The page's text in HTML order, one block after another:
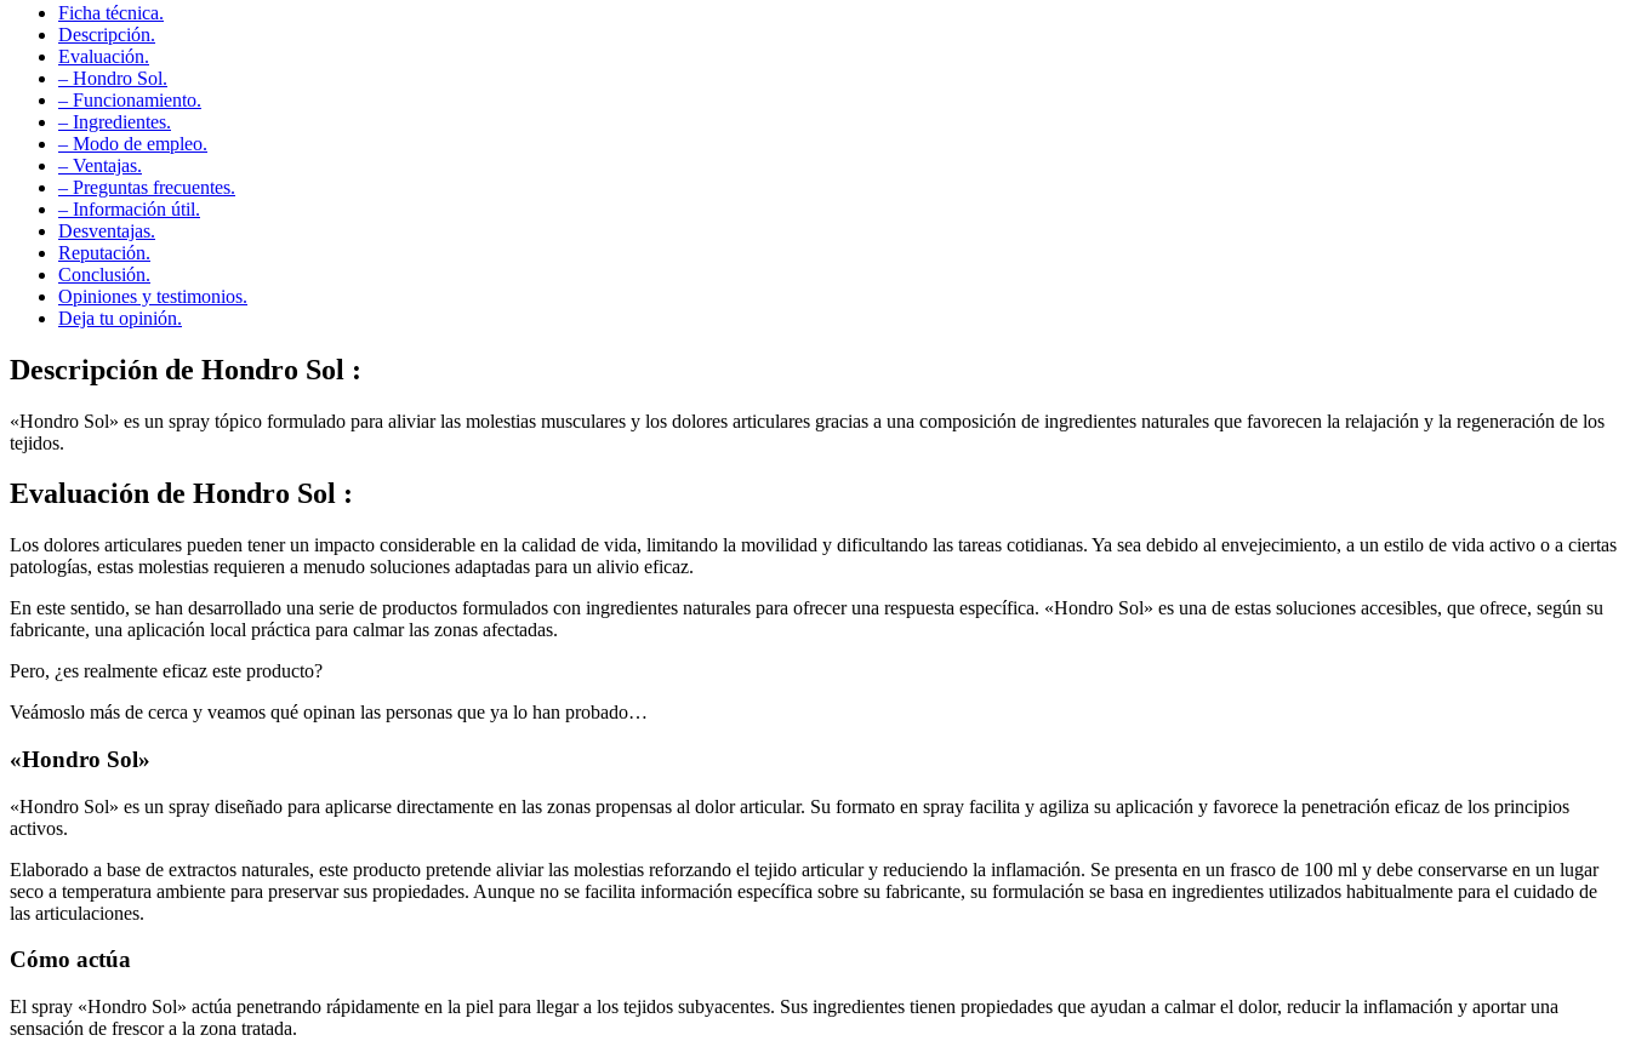
Ficha técnica.
Descripción.
Evaluación.
– Hondro Sol.
– Funcionamiento.
– Ingredientes.
– Modo de empleo.
– Ventajas.
– Preguntas frecuentes.
– Información útil.
Desventajas.
Reputación.
Conclusión.
Opiniones y testimonios.
Deja tu opinión.
Descripción de Hondro Sol :
«Hondro Sol» es un spray tópico formulado para aliviar las molestias musculares y los dolores articulares gracias a una composición de ingredientes naturales que favorecen la relajación y la regeneración de los
tejidos.
Evaluación de Hondro Sol :
Los dolores articulares pueden tener un impacto considerable en la calidad de vida, limitando la movilidad y dificultando las tareas cotidianas. Ya sea debido al envejecimiento, a un estilo de vida activo o a ciertas
patologías, estas molestias requieren a menudo soluciones adaptadas para un alivio eficaz.
En este sentido, se han desarrollado una serie de productos formulados con ingredientes naturales para ofrecer una respuesta específica. «Hondro Sol» es una de estas soluciones accesibles, que ofrece, según su
fabricante, una aplicación local práctica para calmar las zonas afectadas.
Pero, ¿es realmente eficaz este producto?
Veámoslo más de cerca y veamos qué opinan las personas que ya lo han probado…
«Hondro Sol»
«Hondro Sol» es un spray diseñado para aplicarse directamente en las zonas propensas al dolor articular. Su formato en spray facilita y agiliza su aplicación y favorece la penetración eficaz de los principios
activos.
Elaborado a base de extractos naturales, este producto pretende aliviar las molestias reforzando el tejido articular y reduciendo la inflamación. Se presenta en un frasco de 100 ml y debe conservarse en un lugar
seco a temperatura ambiente para preservar sus propiedades. Aunque no se facilita información específica sobre su fabricante, su formulación se basa en ingredientes utilizados habitualmente para el cuidado de
las articulaciones.
Cómo actúa
El spray «Hondro Sol» actúa penetrando rápidamente en la piel para llegar a los tejidos subyacentes. Sus ingredientes tienen propiedades que ayudan a calmar el dolor, reducir la inflamación y aportar una
sensación de frescor a la zona tratada.